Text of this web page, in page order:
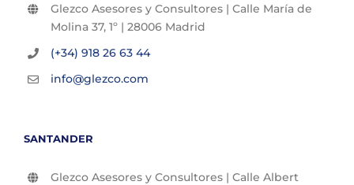
Glezco Asesores y Consultores | Calle María de
Molina 37, 1º | 28006 Madrid
(+34) 918 26 63 44
info@glezco.com
SANTANDER
Glezco Asesores y Consultores | Calle Albert